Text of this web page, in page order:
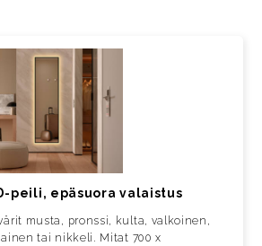
peili, epäsuora valaistus
musta, pronssi, kulta, valkoinen,
tai nikkeli. Mitat 700 x